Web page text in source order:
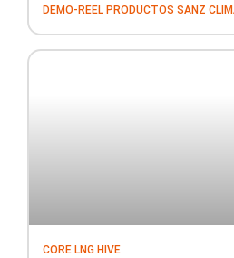
DEMO-REEL PRODUCTOS SANZ
CORE LNG HIVE